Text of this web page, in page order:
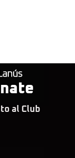
al Club